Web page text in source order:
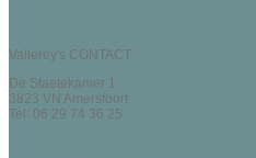
Vallerey's CONTACT
De Staetekamer 1
3823 VN Amersfoort
Tel: 06 29 74 36 25